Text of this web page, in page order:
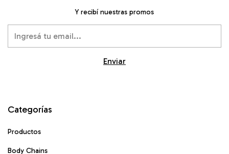
Y recibí nuestras promos
Categorías
Productos
Body Chains